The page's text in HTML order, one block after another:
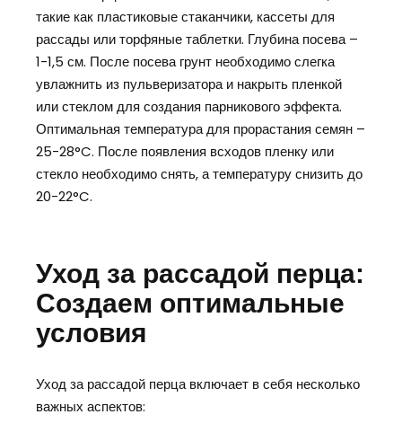
такие как пластиковые стаканчики, кассеты для
рассады или торфяные таблетки. Глубина посева –
1-1,5 см. После посева грунт необходимо слегка
увлажнить из пульверизатора и накрыть пленкой
или стеклом для создания парникового эффекта.
Оптимальная температура для прорастания семян –
25-28°C. После появления всходов пленку или
стекло необходимо снять, а температуру снизить до
20-22°C.
Уход за рассадой перца:
Создаем оптимальные
условия
Уход за рассадой перца включает в себя несколько
важных аспектов: